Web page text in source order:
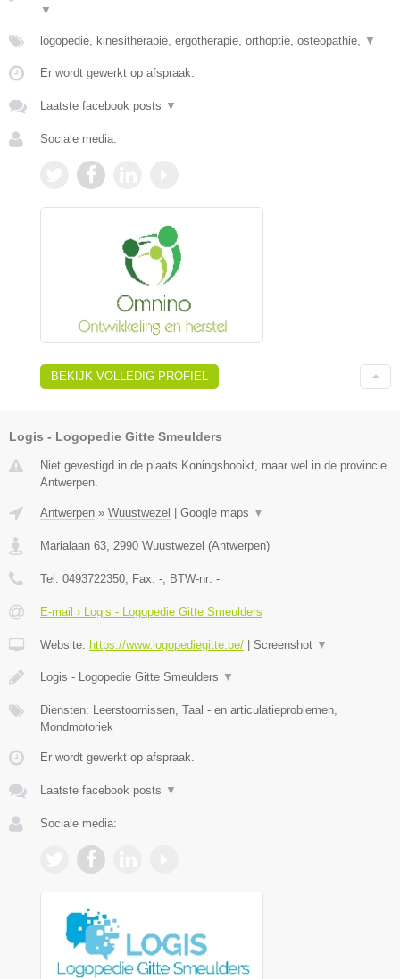
▼
logopedie, kinesitherapie, ergotherapie, orthoptie, osteopathie, ▼
Er wordt gewerkt op afspraak.
Laatste facebook posts ▼
Sociale media:
BEKIJK VOLLEDIG PROFIEL
Logis - Logopedie Gitte Smeulders
Niet gevestigd in de plaats Koningshooikt, maar wel in de provincie
Antwerpen.
Antwerpen » Wuustwezel | Google maps ▼
Marialaan 63 2990 Wuustwezel (Antwerpen)
Tel: 0493722350 , Fax: - , BTW-nr: -
E-mail › Logis - Logopedie Gitte Smeulders
Website: https://www.logopediegitte.be/ | Screenshot ▼
Logis - Logopedie Gitte Smeulders ▼
Diensten: Leerstoornissen, Taal - en articulatieproblemen,
Mondmotoriek
Er wordt gewerkt op afspraak.
Laatste facebook posts ▼
Sociale media: